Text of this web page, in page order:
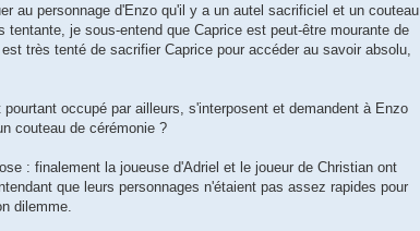
au personnage d'Enzo qu'il y a un autel sacrificiel et un couteau
je sous-entend que Caprice est peut-être mourante de
très tenté de sacrifier Caprice pour accéder au savoir absolu,
occupé par ailleurs, s'interposent et demandent à Enzo
couteau de cérémonie ?
: finalement la joueuse d'Adriel et le joueur de Christian ont
que leurs personnages n'étaient pas assez rapides pour
dilemme.